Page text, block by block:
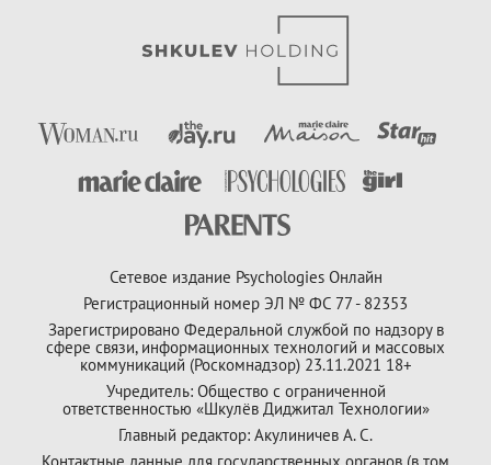
Сетевое издание Psychologies Онлайн
Регистрационный номер ЭЛ № ФС 77 - 82353
Зарегистрировано Федеральной службой по надзору в
сфере связи, информационных технологий и массовых
коммуникаций (Роскомнадзор) 23.11.2021 18+
Учредитель: Общество с ограниченной
ответственностью «Шкулёв Диджитал Технологии»
Главный редактор: Акулиничев А. С.
Контактные данные для государственных органов (в том